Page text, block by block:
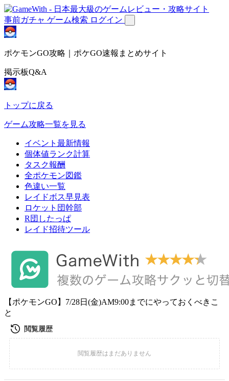
事前ガチャ ゲーム検索 ログイン
ポケモンGO攻略｜ポケGO速報まとめサイト
掲示板Q&A
トップに戻る
ゲーム攻略一覧を見る
イベント最新情報
個体値ランク計算
タスク報酬
全ポケモン図鑑
色違い一覧
レイドボス早見表
ロケット団幹部
R団したっぱ
レイド招待ツール
【ポケモンGO】7/28日(金)AM9:00までにやっておくべきこ
と